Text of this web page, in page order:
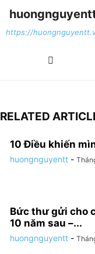
https://
RELATED
10 Điều khiến
huongnguyentt -
Bức thư gửi cho
10 năm sau –...
huongnguyentt -